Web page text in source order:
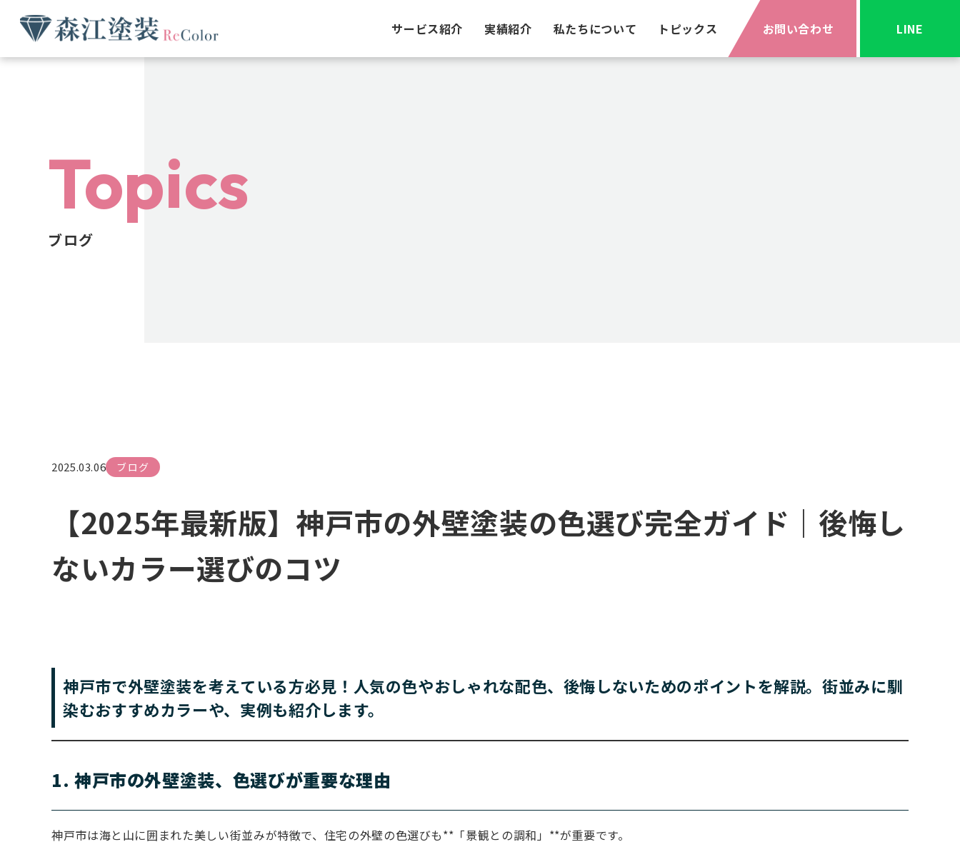
サービス紹介 実績紹介 私たちについて トピックス お問い合わせ LINE
Topics
ブログ
2025.03.06 ブログ
【2025年最新版】神戸市の外壁塗装の色選び完全ガイド｜後悔し
ないカラー選びのコツ
神戸市で外壁塗装を考えている方必見！人気の色やおしゃれな配色、後悔しないためのポイントを解説。街並みに馴
染むおすすめカラーや、実例も紹介します。
1. 神戸市の外壁塗装、色選びが重要な理由
神戸市は海と山に囲まれた美しい街並みが特徴で、住宅の外壁の色選びも**「景観との調和」**が重要です。